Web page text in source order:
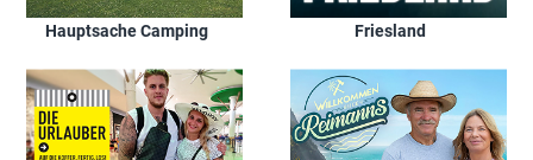
Hauptsache Camping Friesland